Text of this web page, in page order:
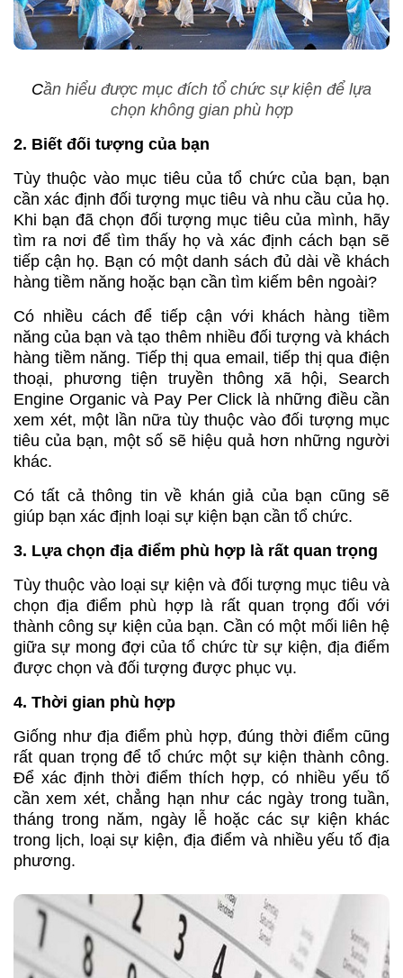
Cần hiểu được mục đích tổ chức sự kiện để lựa
chọn không gian phù hợp
2. Biết đối tượng của bạn
Tùy thuộc vào mục tiêu của tổ chức của bạn, bạn
cần xác định đối tượng mục tiêu và nhu cầu của họ.
Khi bạn đã chọn đối tượng mục tiêu của mình, hãy
tìm ra nơi để tìm thấy họ và xác định cách bạn sẽ
tiếp cận họ. Bạn có một danh sách đủ dài về khách
hàng tiềm năng hoặc bạn cần tìm kiếm bên ngoài?
Có nhiều cách để tiếp cận với khách hàng tiềm
năng của bạn và tạo thêm nhiều đối tượng và khách
hàng tiềm năng. Tiếp thị qua email, tiếp thị qua điện
thoại, phương tiện truyền thông xã hội, Search
Engine Organic và Pay Per Click là những điều cần
xem xét, một lần nữa tùy thuộc vào đối tượng mục
tiêu của bạn, một số sẽ hiệu quả hơn những người
khác.
Có tất cả thông tin về khán giả của bạn cũng sẽ
giúp bạn xác định loại sự kiện bạn cần tổ chức.
3. Lựa chọn địa điểm phù hợp là rất quan trọng
Tùy thuộc vào loại sự kiện và đối tượng mục tiêu và
chọn địa điểm phù hợp là rất quan trọng đối với
thành công sự kiện của bạn. Cần có một mối liên hệ
giữa sự mong đợi của tổ chức từ sự kiện, địa điểm
được chọn và đối tượng được phục vụ.
4. Thời gian phù hợp
Giống như địa điểm phù hợp, đúng thời điểm cũng
rất quan trọng để tổ chức một sự kiện thành công.
Để xác định thời điểm thích hợp, có nhiều yếu tố
cần xem xét, chẳng hạn như các ngày trong tuần,
tháng trong năm, ngày lễ hoặc các sự kiện khác
trong lịch, loại sự kiện, địa điểm và nhiều yếu tố địa
phương.